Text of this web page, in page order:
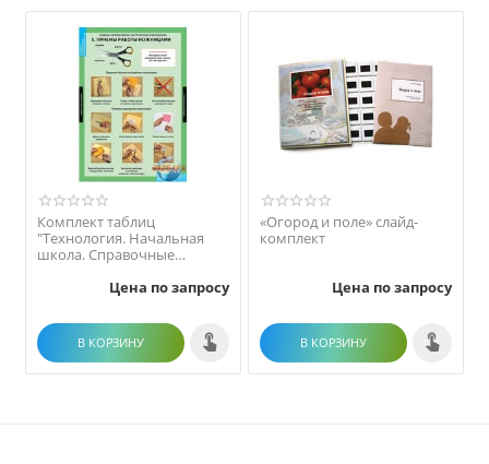
Комплект таблиц
"Технология. Начальная
школа. Справочные
Цена по запросу
В КОРЗИНУ
«Огород и поле» слайд-
комплект
Цена по запросу
В КОРЗИНУ